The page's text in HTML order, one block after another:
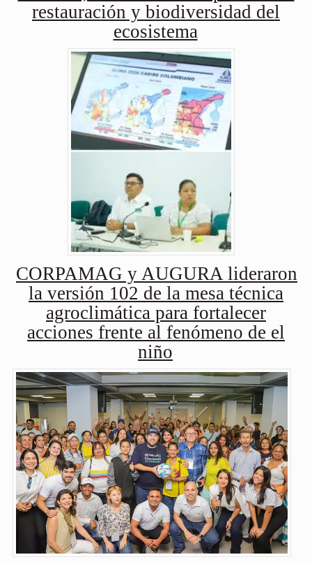
restauración y biodiversidad del
ecosistema
CORPAMAG y AUGURA lideraron
la versión 102 de la mesa técnica
agroclimática para fortalecer
acciones frente al fenómeno de el
niño